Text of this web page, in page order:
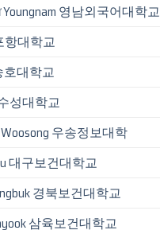
Youngnam 영남외국어대학교
항대학교
호대학교
성대학교
Woosong 우송정보대학
대구보건대학교
경북보건대학교
삼육보건대학교